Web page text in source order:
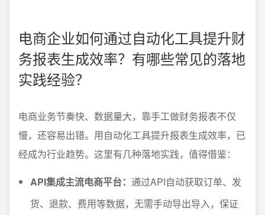
电商企业如何通过自动化工具提升财
务报表生成效率？有哪些常见的落地
实践经验？
电商业务节奏快、数据量大，靠手工做财务报表不仅
慢，还容易出错。用自动化工具提升报表生成效率，已
经成为行业趋势。这里有几种落地实践，值得借鉴：
API集成主流电商平台： 通过API自动获取订单、发
货、退款、费用等数据，无需手动导出导入，保证